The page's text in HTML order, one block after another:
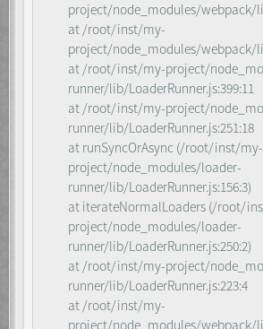
project/node_modules/webpack/
at /root/inst/my-
project/node_modules/webpack/
at /root/inst/my-project/
runner/lib/LoaderRunner.js:399:11
at /root/inst/my-project/
runner/lib/LoaderRunner.js:251:18
at runSyncOrAsync (/root/inst/my-
project/node_modules/loader-
runner/lib/LoaderRunner.js:156:3)
at iterateNormalLoaders (/root/
project/node_modules/loader-
runner/lib/LoaderRunner.js:250:2)
at /root/inst/my-project/
runner/lib/LoaderRunner.js:223:4
at /root/inst/my-
project/node_modules/webpack/